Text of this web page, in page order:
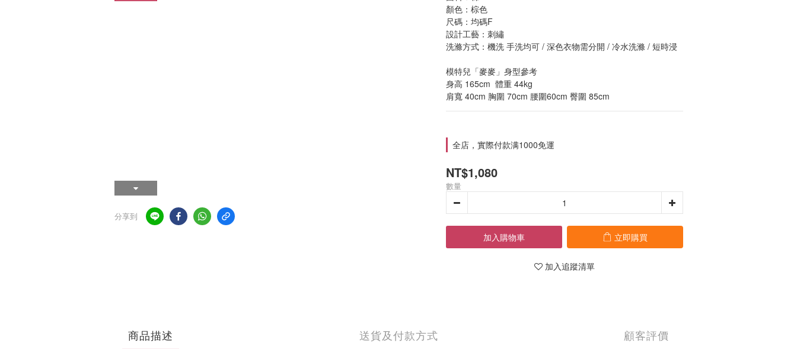
分享到
顏色：棕色
尺碼：均碼F
設計工藝：刺繡
洗滌方式：機洗 手洗均可 / 深色衣物需分開 / 冷水洗滌 / 短時浸
模特兒「麥麥」身型參考
身高 165cm  體重 44kg
肩寬 40cm 胸圍 70cm 腰圍60cm 臀圍 85cm
全店，實際付款满1000免運
NT$1,080
數量
加入購物車 立即購買
加入追蹤清單
商品描述 送貨及付款方式 顧客評價